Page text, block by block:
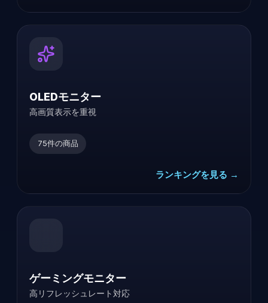
OLEDモニター
高画質表示を重視
75件の商品
ランキングを見る →
ゲーミングモニター
高リフレッシュレート対応